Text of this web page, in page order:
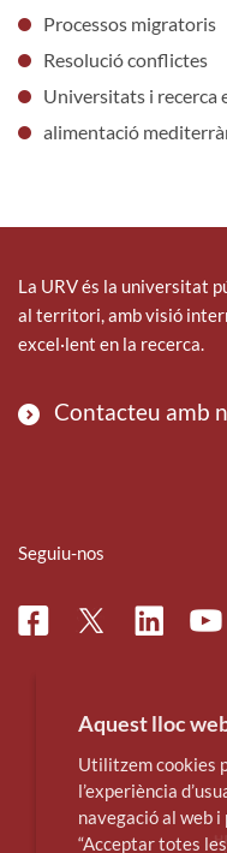
Processos migratoris
Resolució conflictes
Universitats i recerca
alimentació
La URV és la universitat
al territori, amb visió
excel·lent en la recerca.
Contacteu amb
Seguiu-nos
FacebookTwitterLinkedin
Aquest lloc
Utilitzem cookies
l’experiència
navegació al web
“Acceptar totes